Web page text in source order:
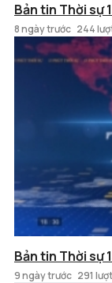
Bản tin Thời sự
8 ngày trước 244
Bản tin Thời sự
9 ngày trước 291